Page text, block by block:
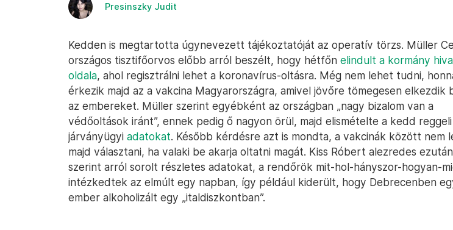
Presinszky Judit
Kedden is megtartotta úgynevezett tájékoztatóját az operatív törzs. Müller
országos tisztifőorvos előbb arról beszélt, hogy hétfőn elindult a kormány
oldala, ahol regisztrálni lehet a koronavírus-oltásra. Még nem lehet tudni,
érkezik majd az a vakcina Magyarországra, amivel jövőre tömegesen elkezdik
az embereket. Müller szerint egyébként az országban „nagy bizalom van a
védőoltások iránt”, ennek pedig ő nagyon örül, majd elismételte a kedd
járványügyi adatokat. Később kérdésre azt is mondta, a vakcinák között nem
majd választani, ha valaki be akarja oltatni magát. Kiss Róbert alezredes
szerint arról sorolt részletes adatokat, a rendőrök mit-hol-hányszor-hogyan-
intézkedtek az elmúlt egy napban, így például kiderült, hogy Debrecenben
ember alkoholizált egy „italdiszkontban”.